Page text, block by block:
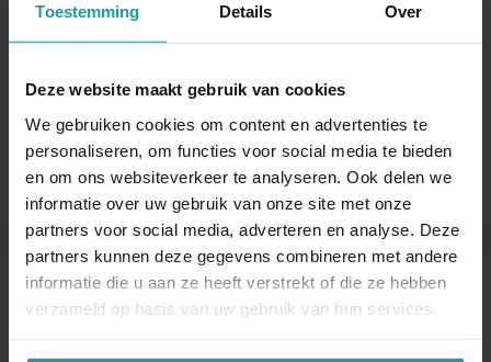
Toestemming Details Over
Deze website maakt gebruik van cookies
We gebruiken cookies om content en advertenties te
personaliseren, om functies voor social media te bieden
en om ons websiteverkeer te analyseren. Ook delen we
informatie over uw gebruik van onze site met onze
partners voor social media, adverteren en analyse. Deze
partners kunnen deze gegevens combineren met andere
informatie die u aan ze heeft verstrekt of die ze hebben
verzameld op basis van uw gebruik van hun services.
E-mail adres*
Andere interessante artikelen